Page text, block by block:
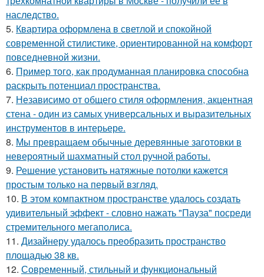
наследство.
5. Квартира оформлена в светлой и спокойной
современной стилистике, ориентированной на комфорт
повседневной жизни.
6. Пример того, как продуманная планировка способна
раскрыть потенциал пространства.
7. Независимо от общего стиля оформления, акцентная
стена - один из самых универсальных и выразительных
инструментов в интерьере.
8. Мы превращаем обычные деревянные заготовки в
невероятный шахматный стол ручной работы.
9. Решение установить натяжные потолки кажется
простым только на первый взгляд.
10. В этом компактном пространстве удалось создать
удивительный эффект - словно нажать "Пауза" посреди
стремительного мегаполиса.
11. Дизайнеру удалось преобразить пространство
площадью 38 кв.
12. Современный, стильный и функциональный